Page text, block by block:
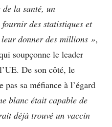
la santé, un
des statistiques et
donner des millions »,
soupçonne le leader
De son côté, le
sa méfiance à l’égard
blanc était capable de
déjà trouvé un vaccin